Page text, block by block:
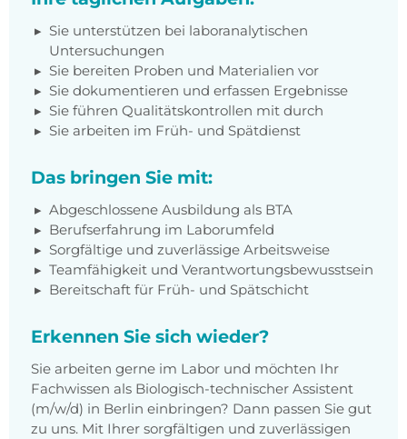
Sie unterstützen bei laboranalytischen
Untersuchungen
Sie bereiten Proben und Materialien vor
Sie dokumentieren und erfassen Ergebnisse
Sie führen Qualitätskontrollen mit durch
Sie arbeiten im Früh- und Spätdienst
Das bringen Sie mit:
Abgeschlossene Ausbildung als BTA
Berufserfahrung im Laborumfeld
Sorgfältige und zuverlässige Arbeitsweise
Teamfähigkeit und Verantwortungsbewusstsein
Bereitschaft für Früh- und Spätschicht
Erkennen Sie sich wieder?
Sie arbeiten gerne im Labor und möchten Ihr
Fachwissen als Biologisch-technischer Assistent
(m/w/d) in Berlin einbringen? Dann passen Sie gut
zu uns. Mit Ihrer sorgfältigen und zuverlässigen